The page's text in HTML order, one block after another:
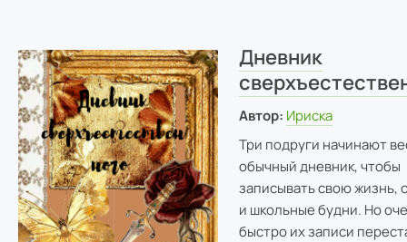
Дневник
Автор: Ириска
Три подруги начинают
обычный дневник, чтобы
записывать свою жизнь,
и школьные будни. Но
быстро их записи